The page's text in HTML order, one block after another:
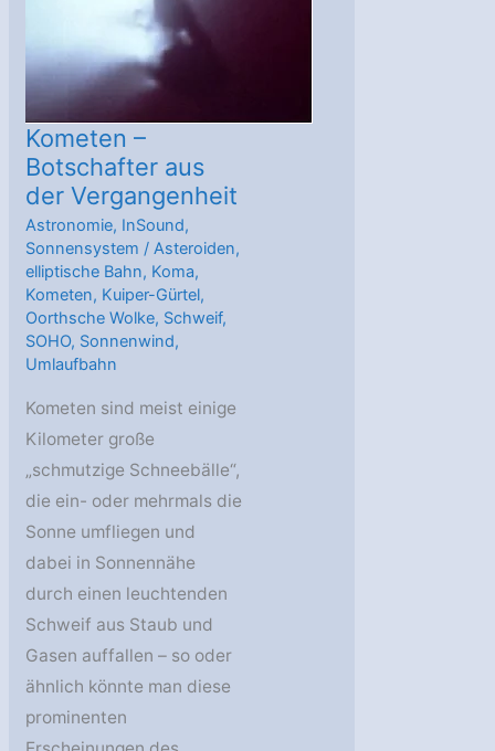
Kometen –
Botschafter aus
der Vergangenheit
Astronomie, InSound,
Sonnensystem /Asteroiden,
elliptische Bahn, Koma,
Kometen, Kuiper-Gürtel,
Oorthsche Wolke, Schweif,
SOHO, Sonnenwind,
Umlaufbahn
Kometen sind meist einige
Kilometer große
„schmutzige Schneebälle“,
die ein- oder mehrmals die
Sonne umfliegen und
dabei in Sonnennähe
durch einen leuchtenden
Schweif aus Staub und
Gasen auffallen – so oder
ähnlich könnte man diese
prominenten